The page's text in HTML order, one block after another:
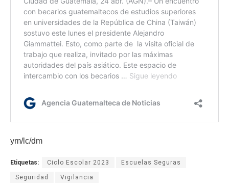
ym/lc/dm
Etiquetas: Ciclo Escolar 2023 Escuelas Seguras
Seguridad Vigilancia